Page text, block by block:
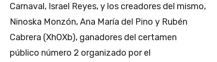
Carnaval, Israel Reyes, y los creadores del mismo,
Ninoska Monzón, Ana María del Pino y Rubén
Cabrera (XhOXb), ganadores del certamen
público número 2 organizado por el